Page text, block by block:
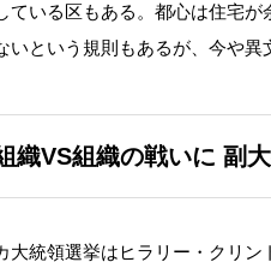
ている区もある。都心は住宅
いという規則もあるが、今や異
織VS組織の戦いに 副
統領選挙はヒラリー・クリン